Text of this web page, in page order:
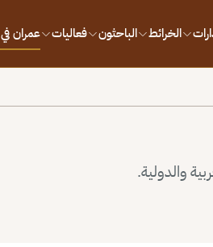
الخرائط الباحثون فعاليات عمران في
والدولية.